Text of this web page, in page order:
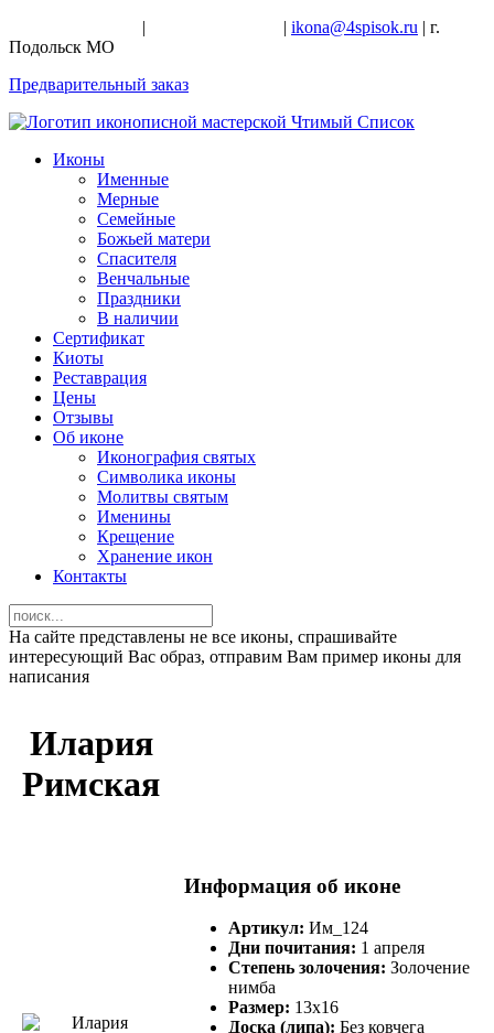
| | ikona@4spisok.ru | г.
Подольск МО
Предварительный заказ
Иконы
Именные
Мерные
Семейные
Божьей матери
Спасителя
Венчальные
Праздники
В наличии
Сертификат
Киоты
Реставрация
Цены
Отзывы
Об иконе
Иконография святых
Символика иконы
Молитвы святым
Именины
Крещение
Хранение икон
Контакты
На сайте представлены не все иконы, спрашивайте
интересующий Вас образ, отправим Вам пример иконы для
написания
Илария
Римская
Информация об иконе
Артикул: Им_124
Дни почитания: 1 апреля
Степень золочения: Золочение
нимба
Размер: 13х16
Доска (липа): Без ковчега